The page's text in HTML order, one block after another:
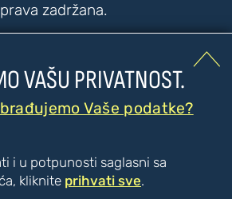
prava zadržana.

VAŠU PRIVATNOST.
Vaše podatke?
i u potpunosti saglasni sa
kliknite prihvati sve.
???